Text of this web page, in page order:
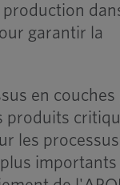
garantir la
en couches
produits
les